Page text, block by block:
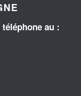
au: